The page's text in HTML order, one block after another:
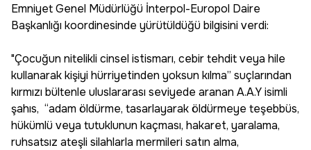
Emniyet Genel Müdürlüğü İnterpol-Europol Daire
Başkanlığı koordinesinde yürütüldüğü bilgisini verdi:
"Çocuğun nitelikli cinsel istismarı, cebir tehdit veya hile
kullanarak kişiyi hürriyetinden yoksun kılma” suçlarından
kırmızı bültenle uluslararası seviyede aranan A.A.Y isimli
şahıs, “adam öldürme, tasarlayarak öldürmeye teşebbüs,
hükümlü veya tutuklunun kaçması, hakaret, yaralama,
ruhsatsız ateşli silahlarla mermileri satın alma,